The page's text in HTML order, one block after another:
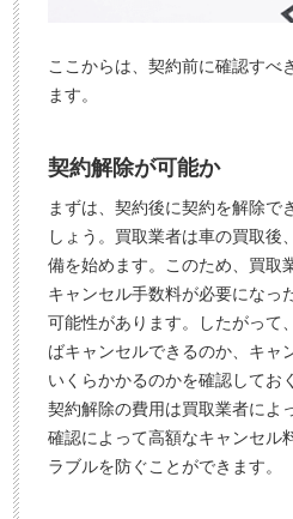
ここからは、契約前に確認すべ
ます。
契約解除が可能か
まずは、契約後に契約を解除で
しょう。買取業者は車の買取後
備を始めます。このため、買取
キャンセル手数料が必要になっ
可能性があります。したがって
ばキャンセルできるのか、キャ
いくらかかるのかを確認してお
契約解除の費用は買取業者によ
確認によって高額なキャンセル
ラブルを防ぐことができます。